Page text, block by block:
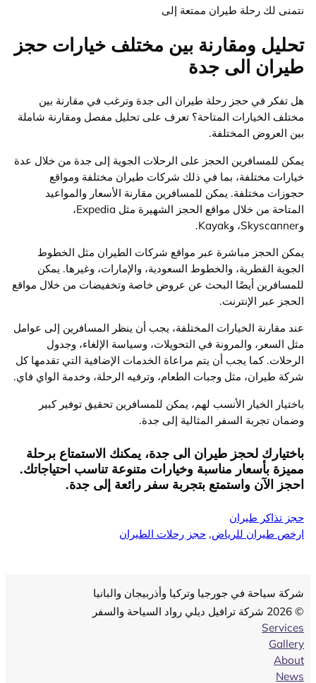
نتمنى لك رحلة طيران ممتعة إلى
تحليل ومقارنة بين مختلف خيارات حجز
طيران الى جدة
هل تفكر في حجز رحلة طيران الى جدة وترغب في مقارنة بين
مختلف الخيارات المتاحة؟ تعرف على تحليل مفصل ومقارنة شاملة
بين العروض المختلفة.
يمكن للمسافرين الحجز على الرحلات الجوية إلى جدة من خلال عدة
خيارات مختلفة، بما في ذلك شركات طيران مختلفة ومواقع
حجوزات مختلفة. يمكن للمسافرين مقارنة الأسعار والمواعيد
المتاحة من خلال مواقع الحجز الشهيرة مثل Expedia،
وSkyscanner، وKayak.
يمكن الحجز مباشرة عبر مواقع شركات الطيران مثل الخطوط
الجوية القطرية، والخطوط السعودية، والإمارات، وغيرها. يمكن
للمسافرين أيضًا البحث عن عروض خاصة وتخفيضات من خلال مواقع
الحجز عبر الإنترنت.
عند مقارنة الخيارات المختلفة، يجب أن ينظر المسافرين إلى عوامل
مثل السعر، والمرونة في التحويلات، وسياسة الإلغاء، وجدول
الرحلات. كما يجب أن يتم مراعاة الخدمات الإضافية التي تقدمها كل
شركة طيران، مثل وجبات الطعام، وترفيه الرحلة، وخدمة الواي فاي.
باختيار الخيار الأنسب لهم، يمكن للمسافرين تحقيق توفير كبير
وضمان تجربة السفر المثالية إلى جدة.
باختيارك لحجز طيران الى جدة، يمكنك الاستمتاع برحلة
مميزة بأسعار مناسبة وخيارات متنوعة تناسب احتياجاتك.
احجز الآن واستمتع بتجربة سفر رائعة إلى جدة.
حجز تذاكر طيران
ارخص طيران للرياض, حجز رحلات الطيران
شركة سياحة في جورجيا وتركيا وأذربيجان والبانيا
© 2026 شركة ترافيل ديلي رواد السياحة والسفر
Services
Gallery
About
News